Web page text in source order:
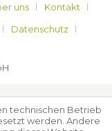
uns
Kontakt
Datenschutz
technischen Betrieb
werden. Andere